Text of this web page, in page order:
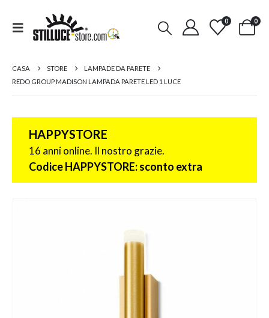
0 0
CASA STORE
LAMPADE DA PARETE
REDO GROUP MADISON LAMPADA PARETE LED 1 LUCE
HAPPYSTORE
16 anni online. Il nostro grazie.
Codice HAPPYSTORE: sconto extra